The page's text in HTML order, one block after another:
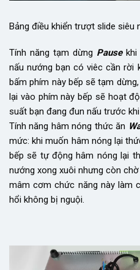
Bảng điều khiển trượt slide siêu
Tính năng tạm dừng Pausekhi
nấu nướng bạn có viêc cần rời
bấm phím này bếp sẽ tạm
lại vào phím này bếp sẽ hoạt
suất bạn đang đun nấu trước
Tính năng hâm nóng thức ăn
mức: khi muốn hâm nóng lại
bếp sẽ tự động hâm nóng lại
nướng xong xuôi nhưng còn
mâm cơm chức năng này làm
hổi không bị nguội.